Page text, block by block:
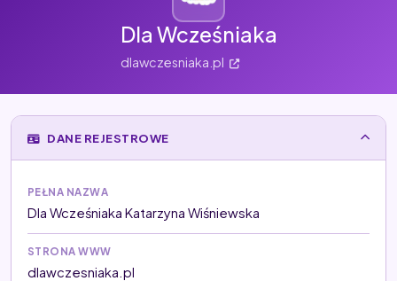
Dla Wcześniaka
dlawczesniaka.pl
DANE REJESTROWE
PEŁNA NAZWA
Dla Wcześniaka Katarzyna Wiśniewska
STRONA WWW
dlawczesniaka.pl